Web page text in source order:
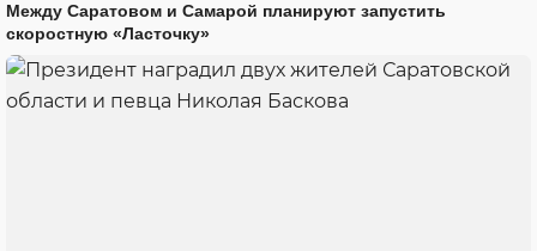
Между Саратовом и Самарой планируют запустить
скоростную «Ласточку»